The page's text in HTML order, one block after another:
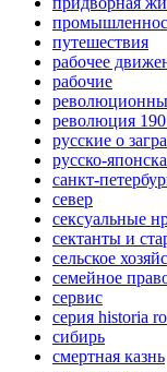
путешествия
рабочее
рабочие
революция
русские о
русско-
санкт-
север
сексуальные
сектанты и
сельское
семейное
сервис
серия historia
сибирь
смертная казнь